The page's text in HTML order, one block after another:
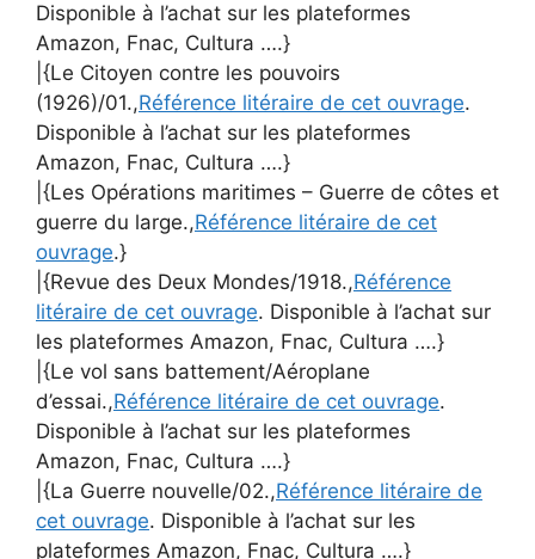
Disponible à l’achat sur les plateformes
Amazon, Fnac, Cultura ….}
|{Le Citoyen contre les pouvoirs
(1926)/01.,Référence litéraire de cet ouvrage.
Disponible à l’achat sur les plateformes
Amazon, Fnac, Cultura ….}
|{Les Opérations maritimes – Guerre de côtes et
guerre du large.,Référence litéraire de cet
ouvrage.}
|{Revue des Deux Mondes/1918.,Référence
litéraire de cet ouvrage. Disponible à l’achat sur
les plateformes Amazon, Fnac, Cultura ….}
|{Le vol sans battement/Aéroplane
d’essai.,Référence litéraire de cet ouvrage.
Disponible à l’achat sur les plateformes
Amazon, Fnac, Cultura ….}
|{La Guerre nouvelle/02.,Référence litéraire de
cet ouvrage. Disponible à l’achat sur les
plateformes Amazon, Fnac, Cultura ….}